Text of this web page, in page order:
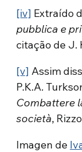
[iv] Extraído
pubblica e
citação de J.
[v] Assim
P.K.A.
Combattere
società,
Imagen de